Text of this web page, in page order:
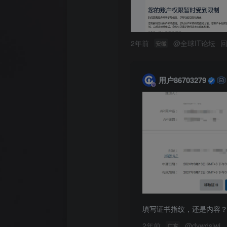
2年前 安徽 @全球IT论坛
用户86703279
填写证书指纹，还是内容？
广东